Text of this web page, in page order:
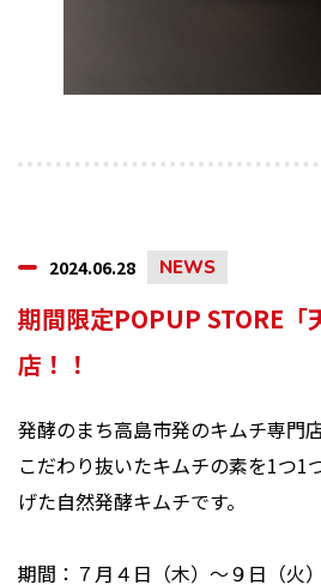
2024.06.28 NEWS
期間限定POPUP STORE「
店！！
発酵のまち高島市発のキムチ専門店
こだわり抜いたキムチの素を1つ1
げた自然発酵キムチです。
期間：７月４日（木）～９日（火）